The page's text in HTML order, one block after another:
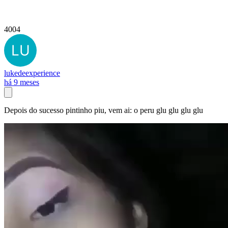
4004
lukedeexperience
há 9 meses
Depois do sucesso pintinho piu, vem ai: o peru glu glu glu glu